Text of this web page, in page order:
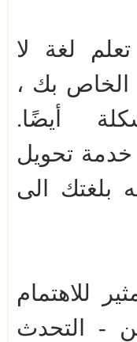
لغة لا
الخاص بك ،
أيضًا.
تحويل
بلغتك الى
للاهتمام
- التحدث